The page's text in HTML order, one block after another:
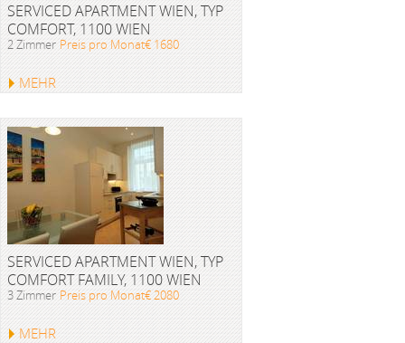
SERVICED APARTMENT WIEN, TYP
COMFORT, 1100 WIEN
2 Zimmer Preis pro Monat€ 1680
MEHR
SERVICED APARTMENT WIEN, TYP
COMFORT FAMILY, 1100 WIEN
3 Zimmer Preis pro Monat€ 2080
MEHR